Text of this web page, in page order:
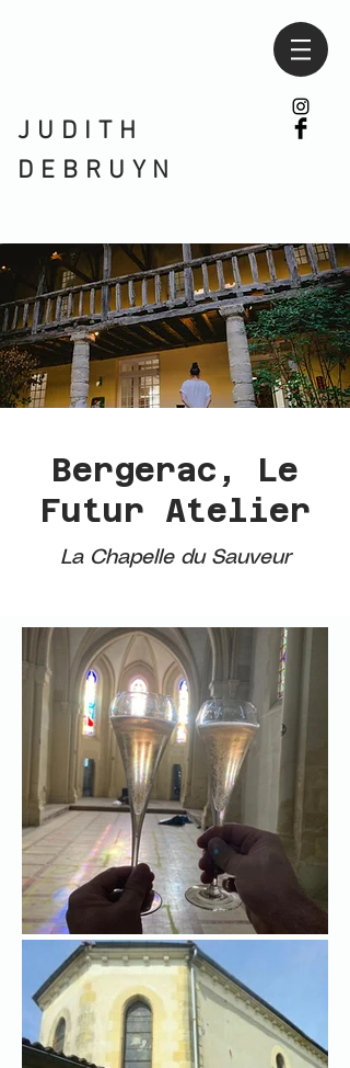
JUDITH
DEBRUYN
Bergerac, Le
Futur Atelier
La Chapelle du Sauveur